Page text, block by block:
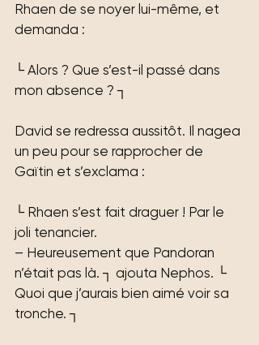
Rhaen de se noyer lui-même, et
demanda :
└ Alors ? Que s’est-il passé dans
mon absence ? ┐
David se redressa aussitôt. Il nagea
un peu pour se rapprocher de
Gaïtin et s’exclama :
└ Rhaen s’est fait draguer ! Par le
joli tenancier.
– Heureusement que Pandoran
n’était pas là. ┐ ajouta Nephos. └
Quoi que j’aurais bien aimé voir sa
tronche. ┐